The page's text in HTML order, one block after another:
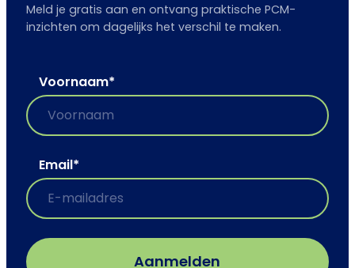
Meld je gratis aan en ontvang praktische PCM-
inzichten om dagelijks het verschil te maken.
Voornaam*
Email*